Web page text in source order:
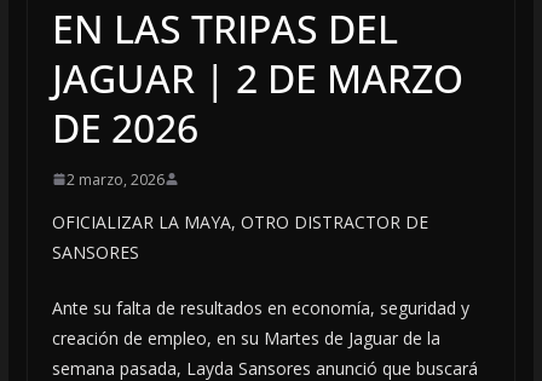
EN LAS TRIPAS DEL
JAGUAR | 2 DE MARZO
DE 2026
2 marzo, 2026
OFICIALIZAR LA MAYA, OTRO DISTRACTOR DE
SANSORES
Ante su falta de resultados en economía, seguridad y
creación de empleo, en su Martes de Jaguar de la
semana pasada, Layda Sansores anunció que buscará